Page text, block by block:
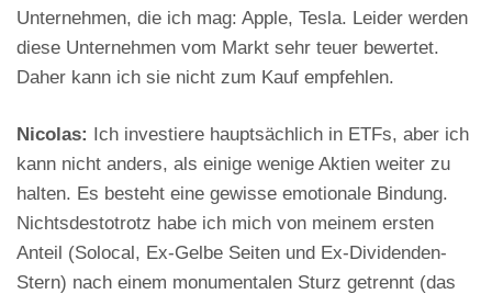
Unternehmen, die ich mag: Apple, Tesla. Leider werden
diese Unternehmen vom Markt sehr teuer bewertet.
Daher kann ich sie nicht zum Kauf empfehlen.
Nicolas: Ich investiere hauptsächlich in ETFs, aber ich
kann nicht anders, als einige wenige Aktien weiter zu
halten. Es besteht eine gewisse emotionale Bindung.
Nichtsdestotrotz habe ich mich von meinem ersten
Anteil (Solocal, Ex-Gelbe Seiten und Ex-Dividenden-
Stern) nach einem monumentalen Sturz getrennt (das